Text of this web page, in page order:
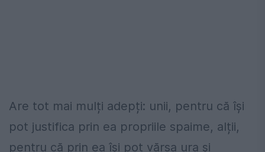
Are tot mai mulți adepți: unii, pentru că își
pot justifica prin ea propriile spaime, alții,
pentru că prin ea își pot vărsa ura și